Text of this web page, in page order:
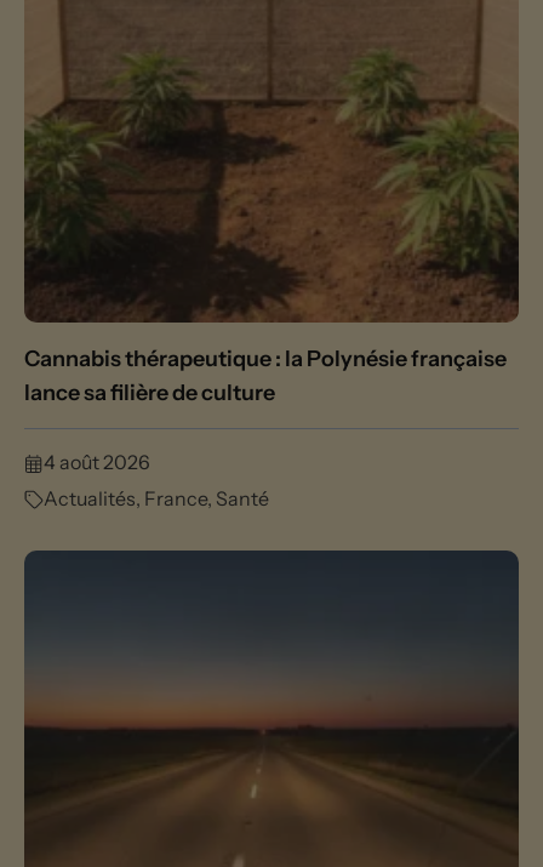
Cannabis thérapeutique : la Polynésie française
lance sa filière de culture
4 août 2026
Actualités, France, Santé